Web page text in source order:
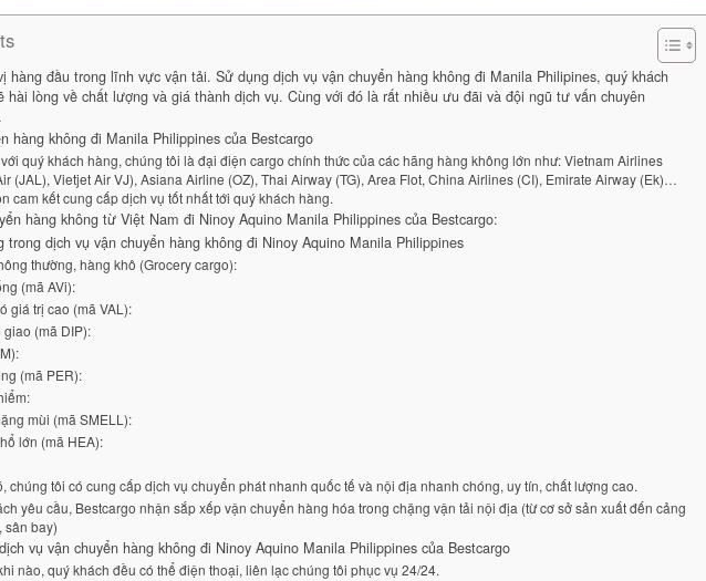
hàng đầu trong lĩnh vực vận tải. Sử dụng dịch vụ vận chuyển hàng không đi Manila Philipines, quý khách
hài lòng về chất lượng và giá thành dịch vụ. Cùng với đó là rất nhiều ưu đãi và đội ngũ tư vấn chuyên
hàng không đi Manila Philippines của Bestcargo
quý khách hàng, chúng tôi là đại điện cargo chính thức của các hãng hàng không lớn như: Vietnam Airlines
(JAL), Vietjet Air VJ), Asiana Airline (OZ), Thai Airway (TG), Area Flot, China Airlines (CI), Emirate Airway (Ek)…
cam kết cung cấp dịch vụ tốt nhất tới quý khách hàng.
hàng không từ Việt Nam đi Ninoy Aquino Manila Philippines của Bestcargo:
dịch vụ vận chuyển hàng không đi Ninoy Aquino Manila Philippines
thường, hàng khô (Grocery cargo):
(mã AVi):
giá trị cao (mã VAL):
(mã DIP):
(mã PER):
mùi (mã SMELL):
lớn (mã HEA):
chúng tôi có cung cấp dịch vụ chuyển phát nhanh quốc tế và nội địa nhanh chóng, uy tín, chất lượng cao.
yêu cầu, Bestcargo nhận sắp xếp vận chuyển hàng hóa trong chặng vận tải nội địa (từ cơ sở sản xuất đến cảng
sân bay)
vụ vận chuyển hàng không đi Ninoy Aquino Manila Philippines của Bestcargo
nào, quý khách đều có thể điện thoại, liên lạc chúng tôi phục vụ 24/24.